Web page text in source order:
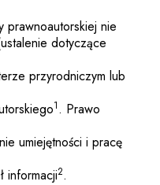
prawnoautorskiej nie
dotyczące
przyrodniczym lub
1. Prawo
umiejętności i pracę
informacji2.